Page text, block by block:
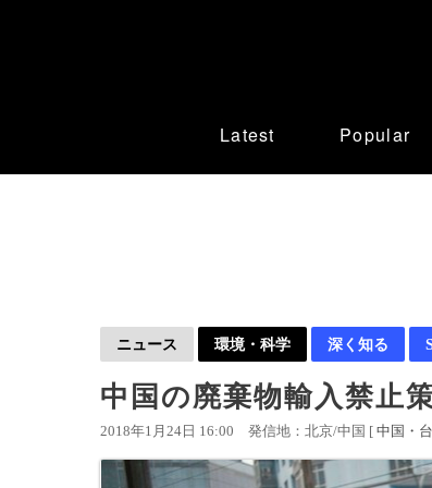
Latest Popular
ニュース 環境・科学 深く知る
中国の廃棄物輸入禁止
2018年1月24日 16:00 発信地：北京/中国 [ 中国・